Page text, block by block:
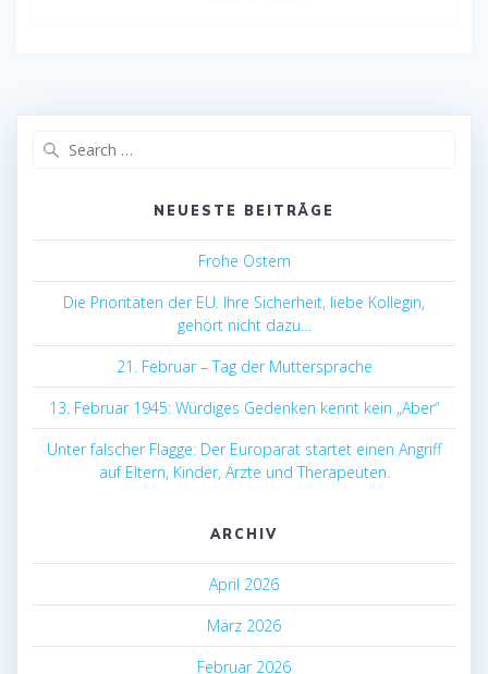
NEUESTE BEITRÄGE
Frohe Ostern
Die Prioritäten der EU. Ihre Sicherheit, liebe Kollegin,
gehört nicht dazu…
21. Februar – Tag der Muttersprache
13. Februar 1945: Würdiges Gedenken kennt kein „Aber“
Unter falscher Flagge: Der Europarat startet einen Angriff
auf Eltern, Kinder, Ärzte und Therapeuten.
ARCHIV
April 2026
März 2026
Februar 2026